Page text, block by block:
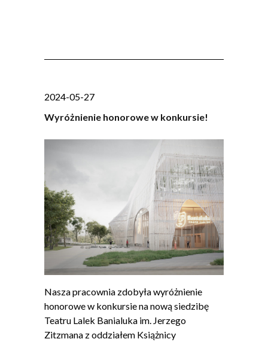
2024-05-27
Wyróżnienie honorowe w konkursie!
Nasza pracownia zdobyła wyróżnienie
honorowe w konkursie na nową siedzibę
Teatru Lalek Banialuka im. Jerzego
Zitzmana z oddziałem Książnicy